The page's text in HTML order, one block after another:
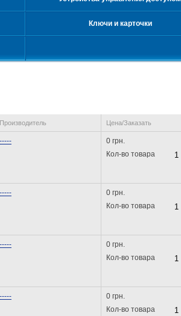
Ключи и карточки
Производитель Цена/Заказать
-----
0 грн.
Кол-во товара
-----
0 грн.
Кол-во товара
-----
0 грн.
Кол-во товара
-----
0 грн.
Кол-во товара